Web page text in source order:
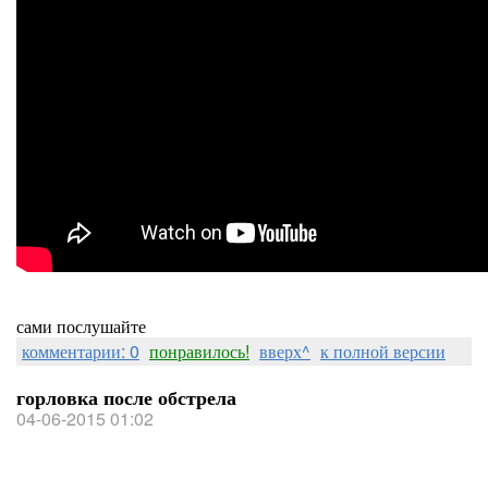
сами послушайте
комментарии: 0 понравилось! вверх^ к полной версии
горловка после обстрела
04-06-2015 01:02